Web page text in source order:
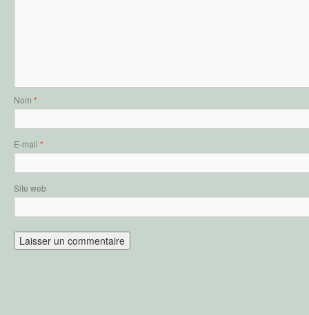
Nom *
E-mail *
Site web